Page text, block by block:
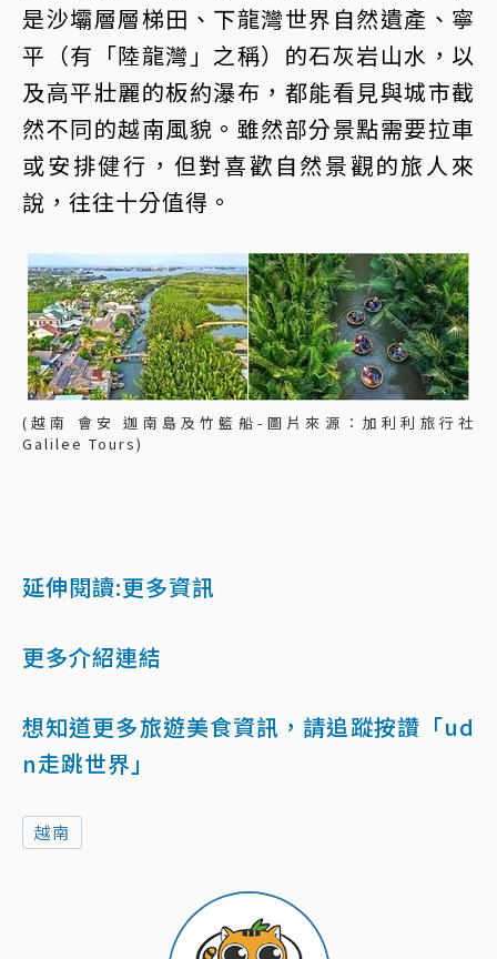
是沙壩層層梯田、下龍灣世界自然遺產、寧
平（有「陸龍灣」之稱）的石灰岩山水，以
及高平壯麗的板約瀑布，都能看見與城市截
然不同的越南風貌。雖然部分景點需要拉車
或安排健行，但對喜歡自然景觀的旅人來
說，往往十分值得。
(越南 會安 迦南島及竹籃船-圖片來源：加利利旅行社
Galilee Tours)
延伸閱讀:更多資訊
更多介紹連結
想知道更多旅遊美食資訊，請追蹤按讚「ud
n走跳世界」
越南